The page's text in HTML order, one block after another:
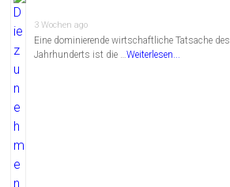
3 Wochen ago
Eine dominierende wirtschaftliche Tatsache
Jahrhunderts ist die …Weiterlesen...